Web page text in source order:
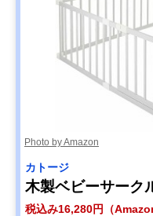
Photo by Amazon
カトージ
木製ベビーサーク
税込み16,280円（